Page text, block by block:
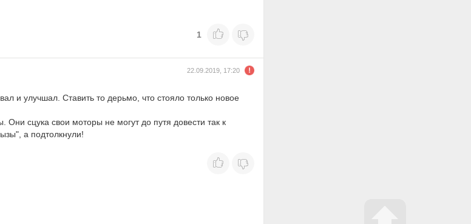
1
22.09.2019, 17:20
и улучшал. Ставить то дерьмо, что стояло только новое
сцука свои моторы не могут до путя довести так к
а подтолкнули!